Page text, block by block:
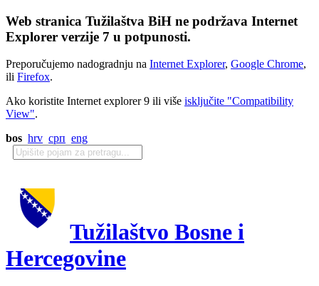
Web stranica Tužilaštva BiH ne podržava Internet
Explorer verzije 7 u potpunosti.
Preporučujemo nadogradnju na Internet Explorer, Google Chrome,
ili Firefox.
Ako koristite Internet explorer 9 ili više isključite "Compatibility
View".
bos hrv срп eng
Tužilaštvo Bosne i
Hercegovine